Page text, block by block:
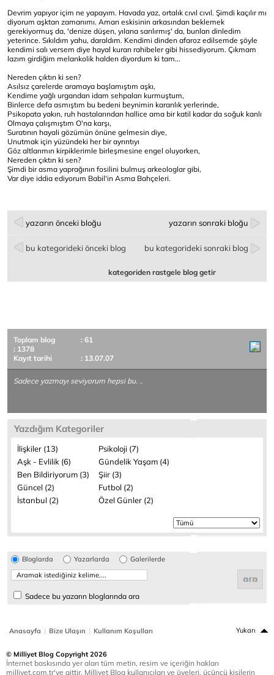
Devrim yapıyor içim ne yapayım. Havada yaz, ortalık cıvıl cıvıl. Şimdi kaçılır mı
diyorum aşktan zamanımı. Aman eskisinin arkasından beklemek
gerekiyormuş da, 'denize düşen, yılana sarılırmış' da, bunları dinledim
yeterince. Sıkıldım yahu, daraldım. Kendimi dinden afaroz edilsemde şöyle
kendimi salı versem diye hayal kuran rahibeler gibi hissediyorum. Çıkmam
lazım girdiğim melankolik halden diyordum ki tam...
Nereden çıktın ki sen?
Asılsız çarelerde aramaya başlamıştım aşkı,
Kendime yağlı urgandan idam sehpaları kurmuştum,
Binlerce defa asmıştım bu bedeni beynimin karanlık yerlerinde,
Psikopata yakın, ruh hastalarından hallice ama bir katil kadar da soğuk kanlı
Olmaya çalışmıştım O'na karşı,
Suratının hayali gözümün önüne gelmesin diye,
Unutmak için yüzündeki her bir ayrıntıyı
Göz altlarımın kirpiklerimle birleşmesine engel oluyorken,
Nereden çıktın ki sen?
Şimdi bir asma yaprağının fosilini bulmuş arkeologlar gibi,
Var diye iddia ediyorum Babil'in Asma Bahçeleri.
yazarın önceki bloğu yazarın sonraki bloğu
bu kategorideki önceki blog bu kategorideki sonraki blog
kategoriden rastgele blog getir
Toplam blog
: 61
: 1378
Kayıt tarihi
: 13.07.07
Sadece yazmayı seviyorum hepsi bu. ..
Yazdığım Kategoriler
İlişkiler (13)
Psikoloji (7)
Aşk - Evlilik (6)
Gündelik Yaşam (4)
Ben Bildiriyorum (3)
Şiir (3)
Güncel (2)
Futbol (2)
İstanbul (2)
Özel Günler (2)
Bloglarda Yazarlarda Galerilerde
Sadece bu yazarın bloglarında ara
Anasayfa | Bize Ulaşın | Kullanım Koşulları Yukarı
© Milliyet Blog Copyright 2026
İnternet baskısında yer alan tüm metin, resim ve içeriğin hakları
milliyet.com.tr'ye aittir. Milliyet Blog kullanıcıları ve üyeleri, üçüncü kişilerin